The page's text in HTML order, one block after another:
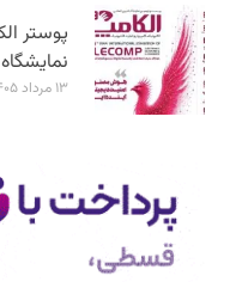
نمایشگاه ۹ تا ۱۲ شهریور برگزار می‌شود
۱۳ مرداد ۱۴۰۵